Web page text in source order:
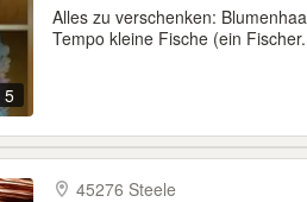
5
Alles zu verschenken:
Tempo kleine Fische (ein
45276 Steele